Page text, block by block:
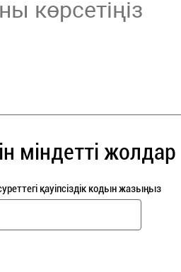
міндетті жолдар
қауіпсіздік кодын жазыңыз